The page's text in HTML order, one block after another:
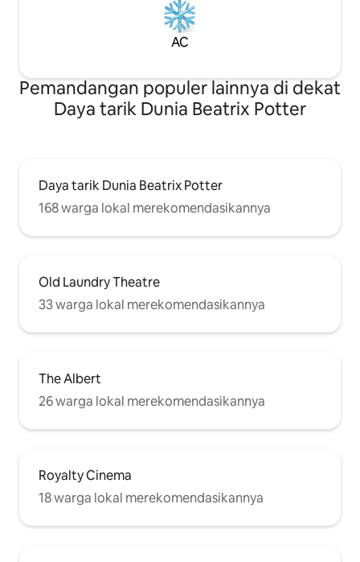
AC
Pemandangan populer lainnya di dekat
Daya tarik Dunia Beatrix Potter
Daya tarik Dunia Beatrix Potter
168 warga lokal merekomendasikannya
Old Laundry Theatre
33 warga lokal merekomendasikannya
The Albert
26 warga lokal merekomendasikannya
Royalty Cinema
18 warga lokal merekomendasikannya